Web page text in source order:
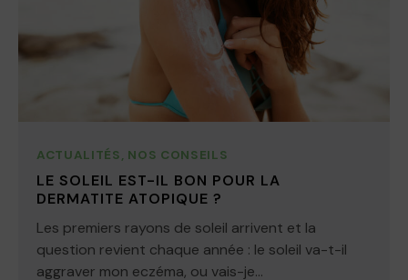
ACTUALITÉS, NOS CONSEILS
LE SOLEIL EST-IL BON POUR LA
DERMATITE ATOPIQUE ?
Les premiers rayons de soleil arrivent et la
question revient chaque année : le soleil va-t-il
aggraver mon eczéma, ou vais-je...